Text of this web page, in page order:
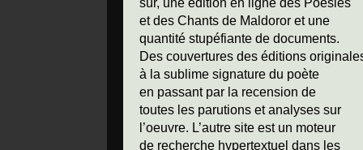
sûr, une édition en ligne des Poésies
et des Chants de Maldoror et une
quantité stupéfiante de documents.
Des couvertures des éditions
à la sublime signature du poète
en passant par la recension de
toutes les parutions et analyses sur
l’oeuvre. L’autre site est un moteur
de recherche hypertextuel dans les